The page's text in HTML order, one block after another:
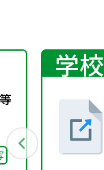
学